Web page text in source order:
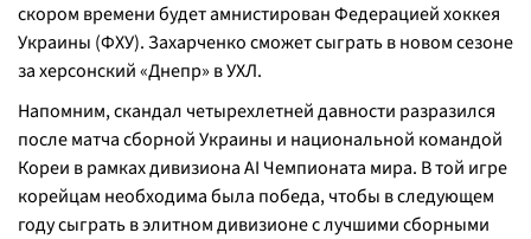
скором времени будет амнистирован Федерацией хоккея
Украины (ФХУ). Захарченко сможет сыграть в новом сезоне
за херсонский «Днепр» в УХЛ.
Напомним, скандал четырехлетней давности разразился
после матча сборной Украины и национальной командой
Кореи в рамках дивизиона AI Чемпионата мира. В той игре
корейцам необходима была победа, чтобы в следующем
году сыграть в элитном дивизионе с лучшими сборными